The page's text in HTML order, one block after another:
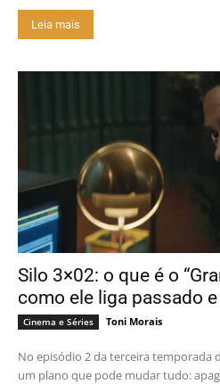
Leia mais
Silo 3×02: o que é o
como ele liga passado
Cinema e Séries Toni Morais
No episódio 2 da terceira temporada
um plano que pode mudar tudo: